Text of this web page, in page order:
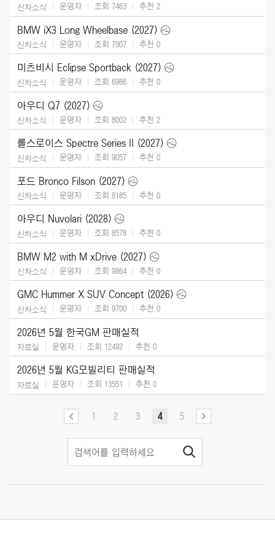
신차소식 운영자 조회 7463 추천 2
BMW iX3 Long Wheelbase (2027)
신차소식 운영자 조회 7007 추천 0
미츠비시 Eclipse Sportback (2027)
신차소식 운영자 조회 6986 추천 0
아우디 Q7 (2027)
신차소식 운영자 조회 8002 추천 2
롤스로이스 Spectre Series II (2027)
신차소식 운영자 조회 9057 추천 0
포드 Bronco Filson (2027)
신차소식 운영자 조회 8185 추천 0
아우디 Nuvolari (2028)
신차소식 운영자 조회 8578 추천 0
BMW M2 with M xDrive (2027)
신차소식 운영자 조회 9864 추천 0
GMC Hummer X SUV Concept (2026)
신차소식 운영자 조회 9700 추천 0
2026년 5월 한국GM 판매실적
자료실 운영자 조회 12492 추천 0
2026년 5월 KG모빌리티 판매실적
자료실 운영자 조회 13551 추천 0
1 2 3 4 5